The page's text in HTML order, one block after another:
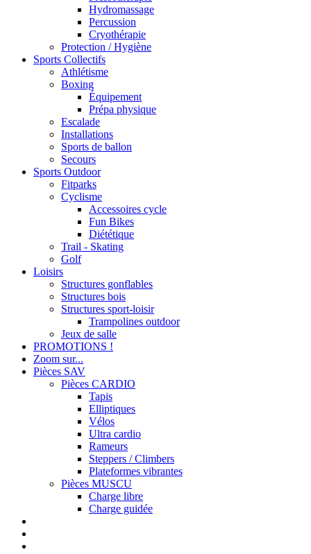
Hydromassage
Percussion
Cryothérapie
Protection / Hygiène
Sports Collectifs
Athlétisme
Boxing
Équipement
Prépa physique
Escalade
Installations
Sports de ballon
Secours
Sports Outdoor
Fitparks
Cyclisme
Accessoires cycle
Fun Bikes
Diététique
Trail - Skating
Golf
Loisirs
Structures gonflables
Structures bois
Structures sport-loisir
Trampolines outdoor
Jeux de salle
PROMOTIONS !
Zoom sur...
Pièces SAV
Pièces CARDIO
Tapis
Elliptiques
Vélos
Ultra cardio
Rameurs
Steppers / Climbers
Plateformes vibrantes
Pièces MUSCU
Charge libre
Charge guidée